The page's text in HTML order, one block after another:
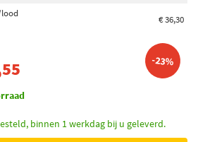
€ 36,30
-23%
binnen 1 werkdag bij u geleverd.